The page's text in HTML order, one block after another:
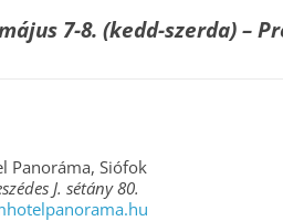
7-8. (kedd-szerda) –
Panoráma, Siófok
J. sétány 80.